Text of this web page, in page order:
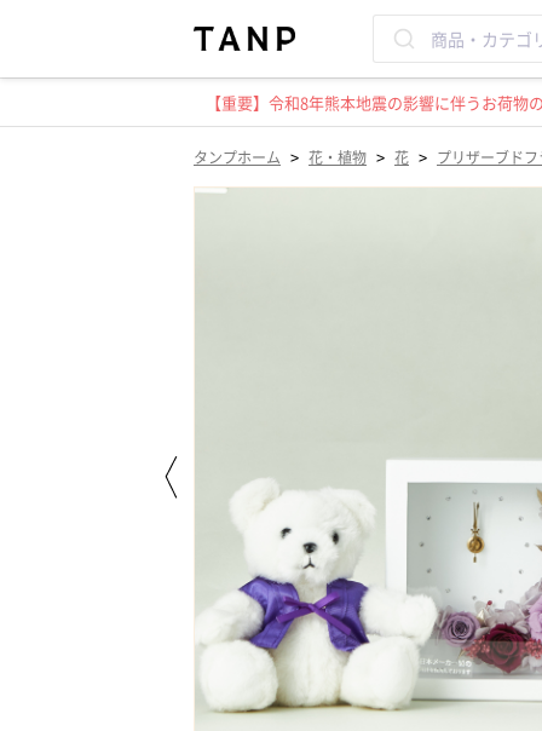
【重要】令和8年熊本地震の影響に伴うお荷
タンプホーム > 花・植物 > 花 > プリザーブド